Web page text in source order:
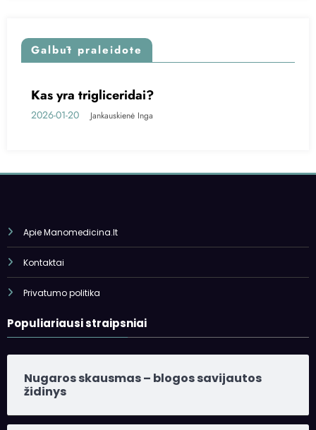
Galbūt praleidote
KRAUJO TYRIMAI
Feritinas – kas tai?
2025-10-05
Apie Manomedicina.lt
Kontaktai
Privatumo politika
Populiariausi straipsniai
Nugaros skausmas – blogos savijautos
židinys